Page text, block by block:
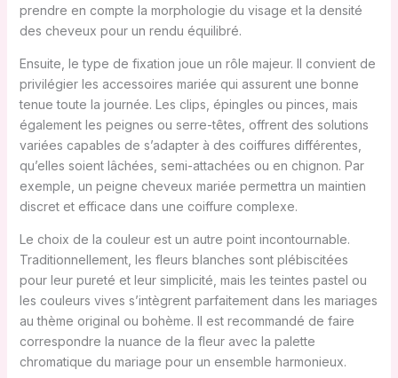
prendre en compte la morphologie du visage et la densité
des cheveux pour un rendu équilibré.
Ensuite, le type de fixation joue un rôle majeur. Il convient de
privilégier les accessoires mariée qui assurent une bonne
tenue toute la journée. Les clips, épingles ou pinces, mais
également les peignes ou serre-têtes, offrent des solutions
variées capables de s’adapter à des coiffures différentes,
qu’elles soient lâchées, semi-attachées ou en chignon. Par
exemple, un peigne cheveux mariée permettra un maintien
discret et efficace dans une coiffure complexe.
Le choix de la couleur est un autre point incontournable.
Traditionnellement, les fleurs blanches sont plébiscitées
pour leur pureté et leur simplicité, mais les teintes pastel ou
les couleurs vives s’intègrent parfaitement dans les mariages
au thème original ou bohème. Il est recommandé de faire
correspondre la nuance de la fleur avec la palette
chromatique du mariage pour un ensemble harmonieux.